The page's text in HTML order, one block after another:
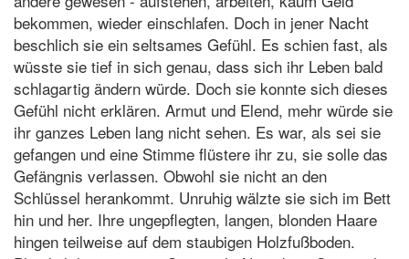
bekommen, wieder einschlafen. Doch in jener Nacht
beschlich sie ein seltsames Gefühl. Es schien fast, als
wüsste sie tief in sich genau, dass sich ihr Leben bald
schlagartig ändern würde. Doch sie konnte sich dieses
Gefühl nicht erklären. Armut und Elend, mehr würde sie
ihr ganzes Leben lang nicht sehen. Es war, als sei sie
gefangen und eine Stimme flüstere ihr zu, sie solle das
Gefängnis verlassen. Obwohl sie nicht an den
Schlüssel herankommt. Unruhig wälzte sie sich im Bett
hin und her. Ihre ungepflegten, langen, blonden Haare
hingen teilweise auf dem staubigen Holzfußboden.